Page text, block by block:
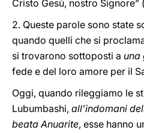
Cristo Gesù, nostro Signore” (
2. Queste parole sono state
quando quelli che si
si trovarono sottoposti a una
fede e del loro amore per il
Oggi, quando rileggiamo le
Lubumbashi, all’indomani
beata Anuarite, esse hanno